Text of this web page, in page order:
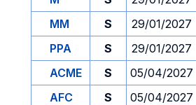
MM
S 29/01/2027
PPA
S 29/01/2027
ACME
S 05/04/2027
AFC
S 05/04/2027